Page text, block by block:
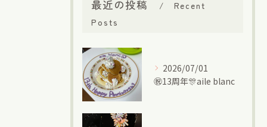
最近の投稿
Recent
Posts
2026/07/01
㊗13周年🎊aile blanc